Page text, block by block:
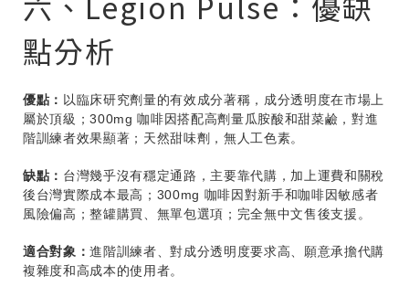
點分析
優點： 以臨床研究劑量的有效成分著稱，成分透明度在市場上
屬於頂級；300mg 咖啡因搭配高劑量瓜胺酸和甜菜鹼，對進
階訓練者效果顯著；天然甜味劑，無人工色素。
缺點： 台灣幾乎沒有穩定通路，主要靠代購，加上運費和關稅
後台灣實際成本最高；300mg 咖啡因對新手和咖啡因敏感者
風險偏高；整罐購買、無單包選項；完全無中文售後支援。
適合對象：進階訓練者、對成分透明度要求高、願意承擔代購
複雜度和高成本的使用者。